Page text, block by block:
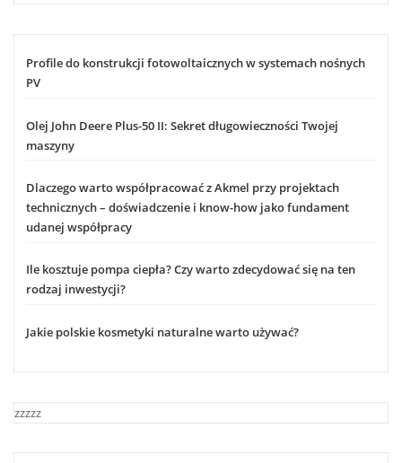
Profile do konstrukcji fotowoltaicznych w systemach nośnych
PV
Olej John Deere Plus-50 II: Sekret długowieczności Twojej
maszyny
Dlaczego warto współpracować z Akmel przy projektach
technicznych – doświadczenie i know-how jako fundament
udanej współpracy
Ile kosztuje pompa ciepła? Czy warto zdecydować się na ten
rodzaj inwestycji?
Jakie polskie kosmetyki naturalne warto używać?
zzzzz